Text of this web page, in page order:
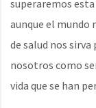
superaremos
aunque el mundo
de salud nos
nosotros como
vida que se han